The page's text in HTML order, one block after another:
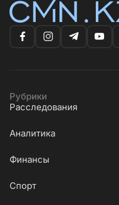
Рубрики
Расследования
Аналитика
Финансы
Cпорт